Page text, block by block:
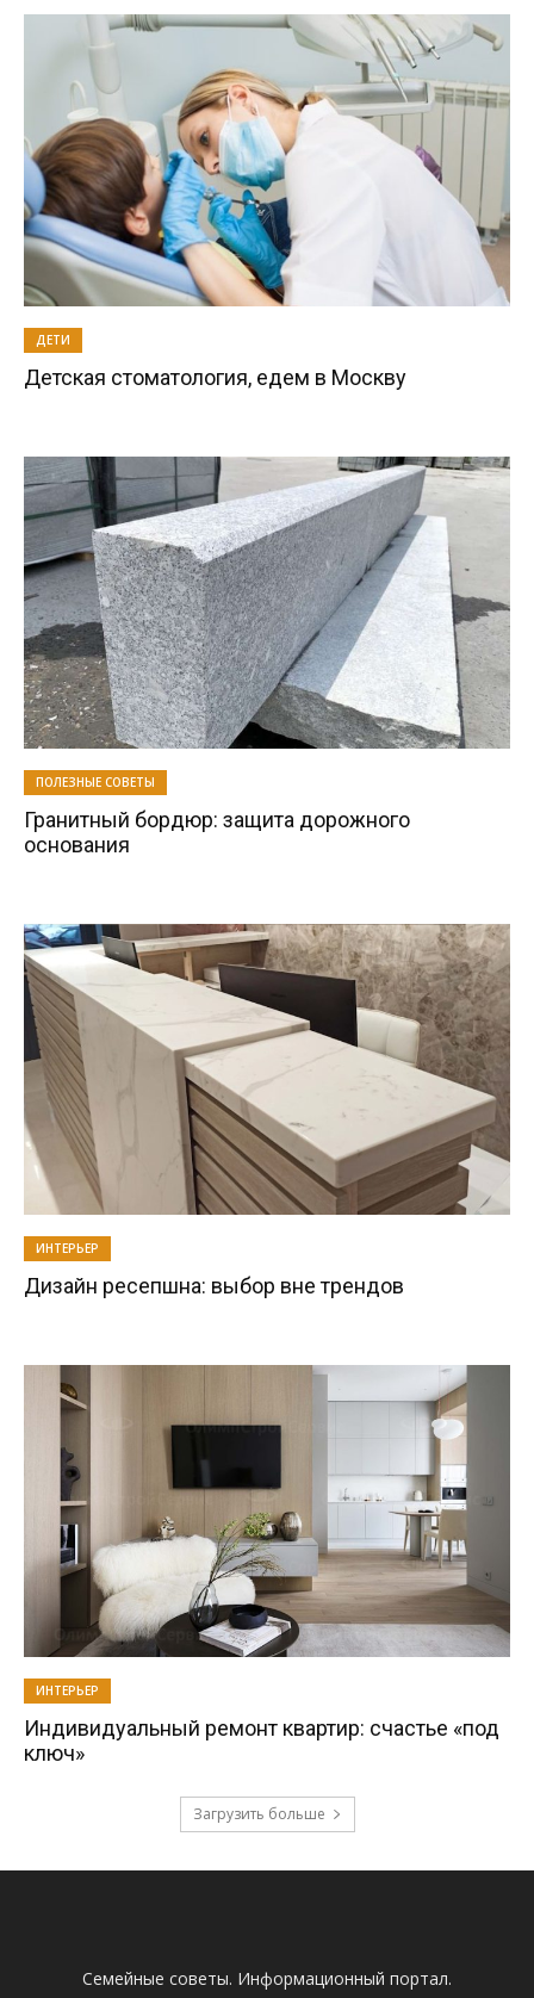
ДЕТИ
Детская стоматология, едем в Москву
ПОЛЕЗНЫЕ СОВЕТЫ
Гранитный бордюр: защита дорожного
основания
ИНТЕРЬЕР
Дизайн ресепшна: выбор вне трендов
ИНТЕРЬЕР
Индивидуальный ремонт квартир: счастье «под
ключ»
Загрузить больше
Семейные советы. Информационный портал.